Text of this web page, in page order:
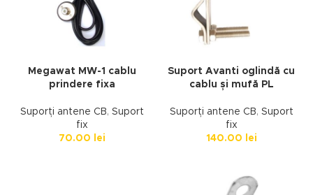
Megawat MW-1 cablu
prindere fixa
Suporți antene CB, Suport
fix
70.00
lei
Suport Avanti oglindă cu
cablu și mufă PL
Suporți antene CB, Suport
fix
140.00
lei